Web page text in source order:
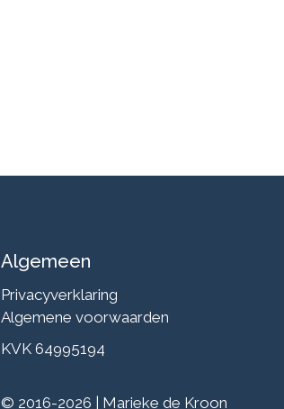
Algemeen
Privacyverklaring
Algemene voorwaarden
KVK 64995194
© 2016-2026 | Marieke de Kroon